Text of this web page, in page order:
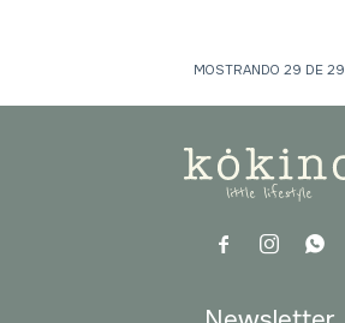
MOSTRANDO 29 DE 29
  